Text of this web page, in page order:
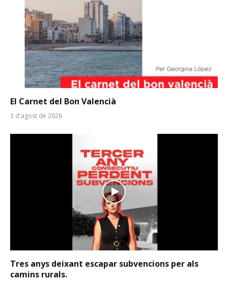
El Carnet del Bon Valencià
3 d'agost de 2026
Tres anys deixant escapar subvencions per als
camins rurals.